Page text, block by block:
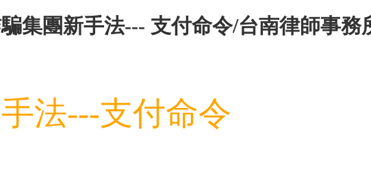
騙集團新手法--- 支付命令/台南律師事
法---支付命令